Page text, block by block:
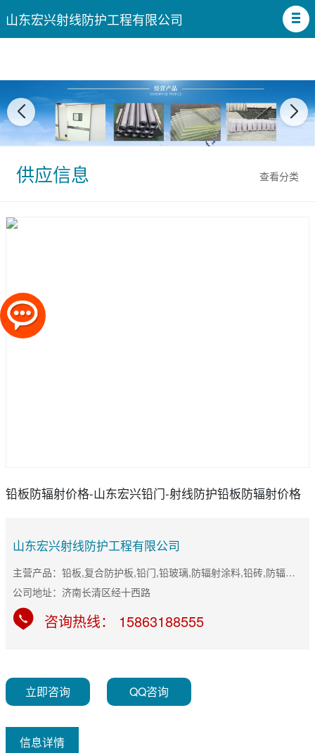
山东宏兴射线防护工程有限公司
查看分类
供应信息
铅板防辐射价格-山东宏兴铅门-射线防护铅板防辐射价格
山东宏兴射线防护工程有限公司
主营产品：铅板,复合防护板,铅门,铅玻璃,防辐射涂料,铅砖,防辐射门
公司地址：济南长清区经十西路
咨询热线： 15863188555
立即咨询 QQ咨询
信息详情